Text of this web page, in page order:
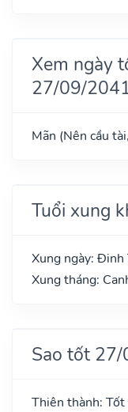
Xem ngày
27/09/
Mãn (Nên cầu
Tuổi xung
Xung ngày:
Xung tháng:
Sao tốt
Thiên thành: